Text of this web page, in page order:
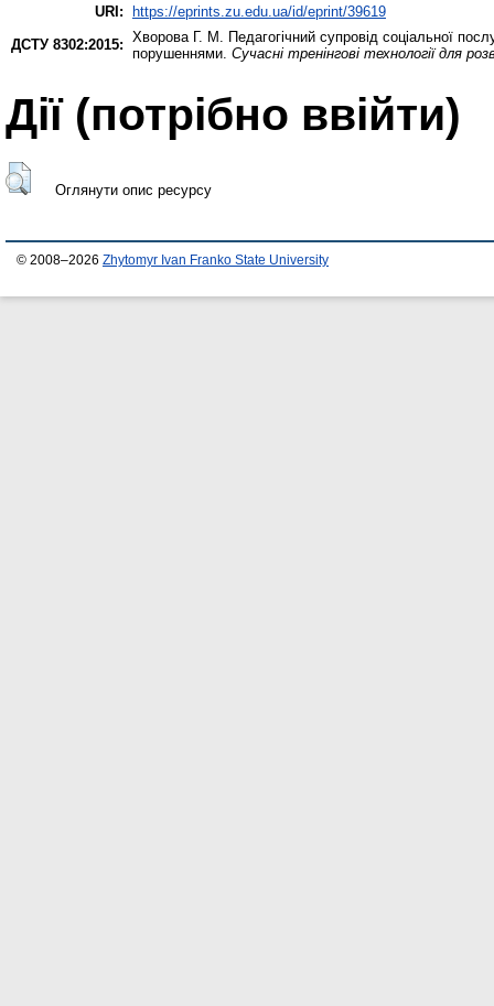
URI:
https://eprints.zu.edu.ua/id/eprint/39619
ДСТУ 8302:2015: Хворова Г. М. Педагогічний супровід соціальної
порушеннями. Сучасні тренінгові технології для
Дії ​​(потрібно ввійти)
Оглянути опис ресурсу
© 2008–2026 Zhytomyr Ivan Franko State University